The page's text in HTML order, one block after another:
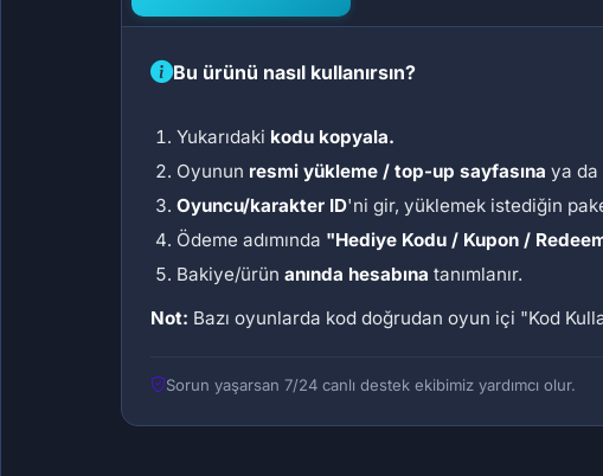
Bu ürünü nasıl kullanırsın?
Yukarıdaki kodu kopyala.
Oyunun resmi yükleme / top-up sayfasına ya da
Oyuncu/karakter ID'ni gir, yüklemek istediğin
Ödeme adımında "Hediye Kodu / Kupon /
Bakiye/ürünanında hesabına tanımlanır.
Not: Bazı oyunlarda kod doğrudan oyun içi "Kod
Sorun yaşarsan 7/24 canlı destek ekibimiz yardımcı olur.